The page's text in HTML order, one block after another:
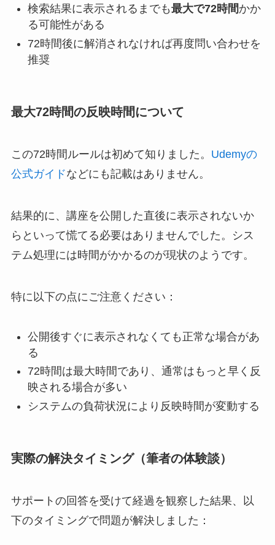
検索結果に表示されるまでも最大で72時間かか
る可能性がある
72時間後に解消されなければ再度問い合わせを
推奨
最大72時間の反映時間について
この72時間ルールは初めて知りました。 Udemyの
公式ガイドなどにも記載はありません。
結果的に、講座を公開した直後に表示されないか
らといって慌てる必要はありませんでした。シス
テム処理には時間がかかるのが現状のようです。
特に以下の点にご注意ください：
公開後すぐに表示されなくても正常な場合があ
る
72時間は最大時間であり、通常はもっと早く反
映される場合が多い
システムの負荷状況により反映時間が変動する
実際の解決タイミング（筆者の体験談）
サポートの回答を受けて経過を観察した結果、以
下のタイミングで問題が解決しました：